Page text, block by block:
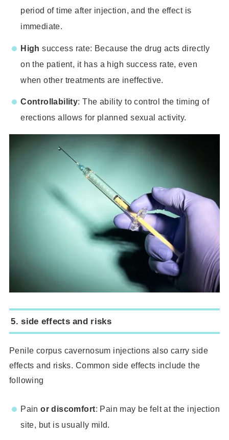
period of time after injection, and the effect is
immediate.
High success rate: Because the drug acts directly
on the patient, it has a high success rate, even
when other treatments are ineffective.
Controllability: The ability to control the timing of
erections allows for planned sexual activity.
5.side effects and risks
Penile corpus cavernosum injections also carry side
effects and risks. Common side effects include the
following
Painor discomfort: Pain may be felt at the injection
site, but is usually mild.